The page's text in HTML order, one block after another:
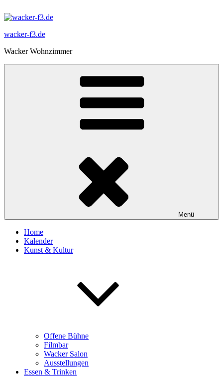
Inhalt
wacker-f3.de
Wacker Wohnzimmer
Menü
Home
Kalender
Kunst & Kultur
Offene Bühne
Filmbar
Wacker Salon
Ausstellungen
Essen & Trinken